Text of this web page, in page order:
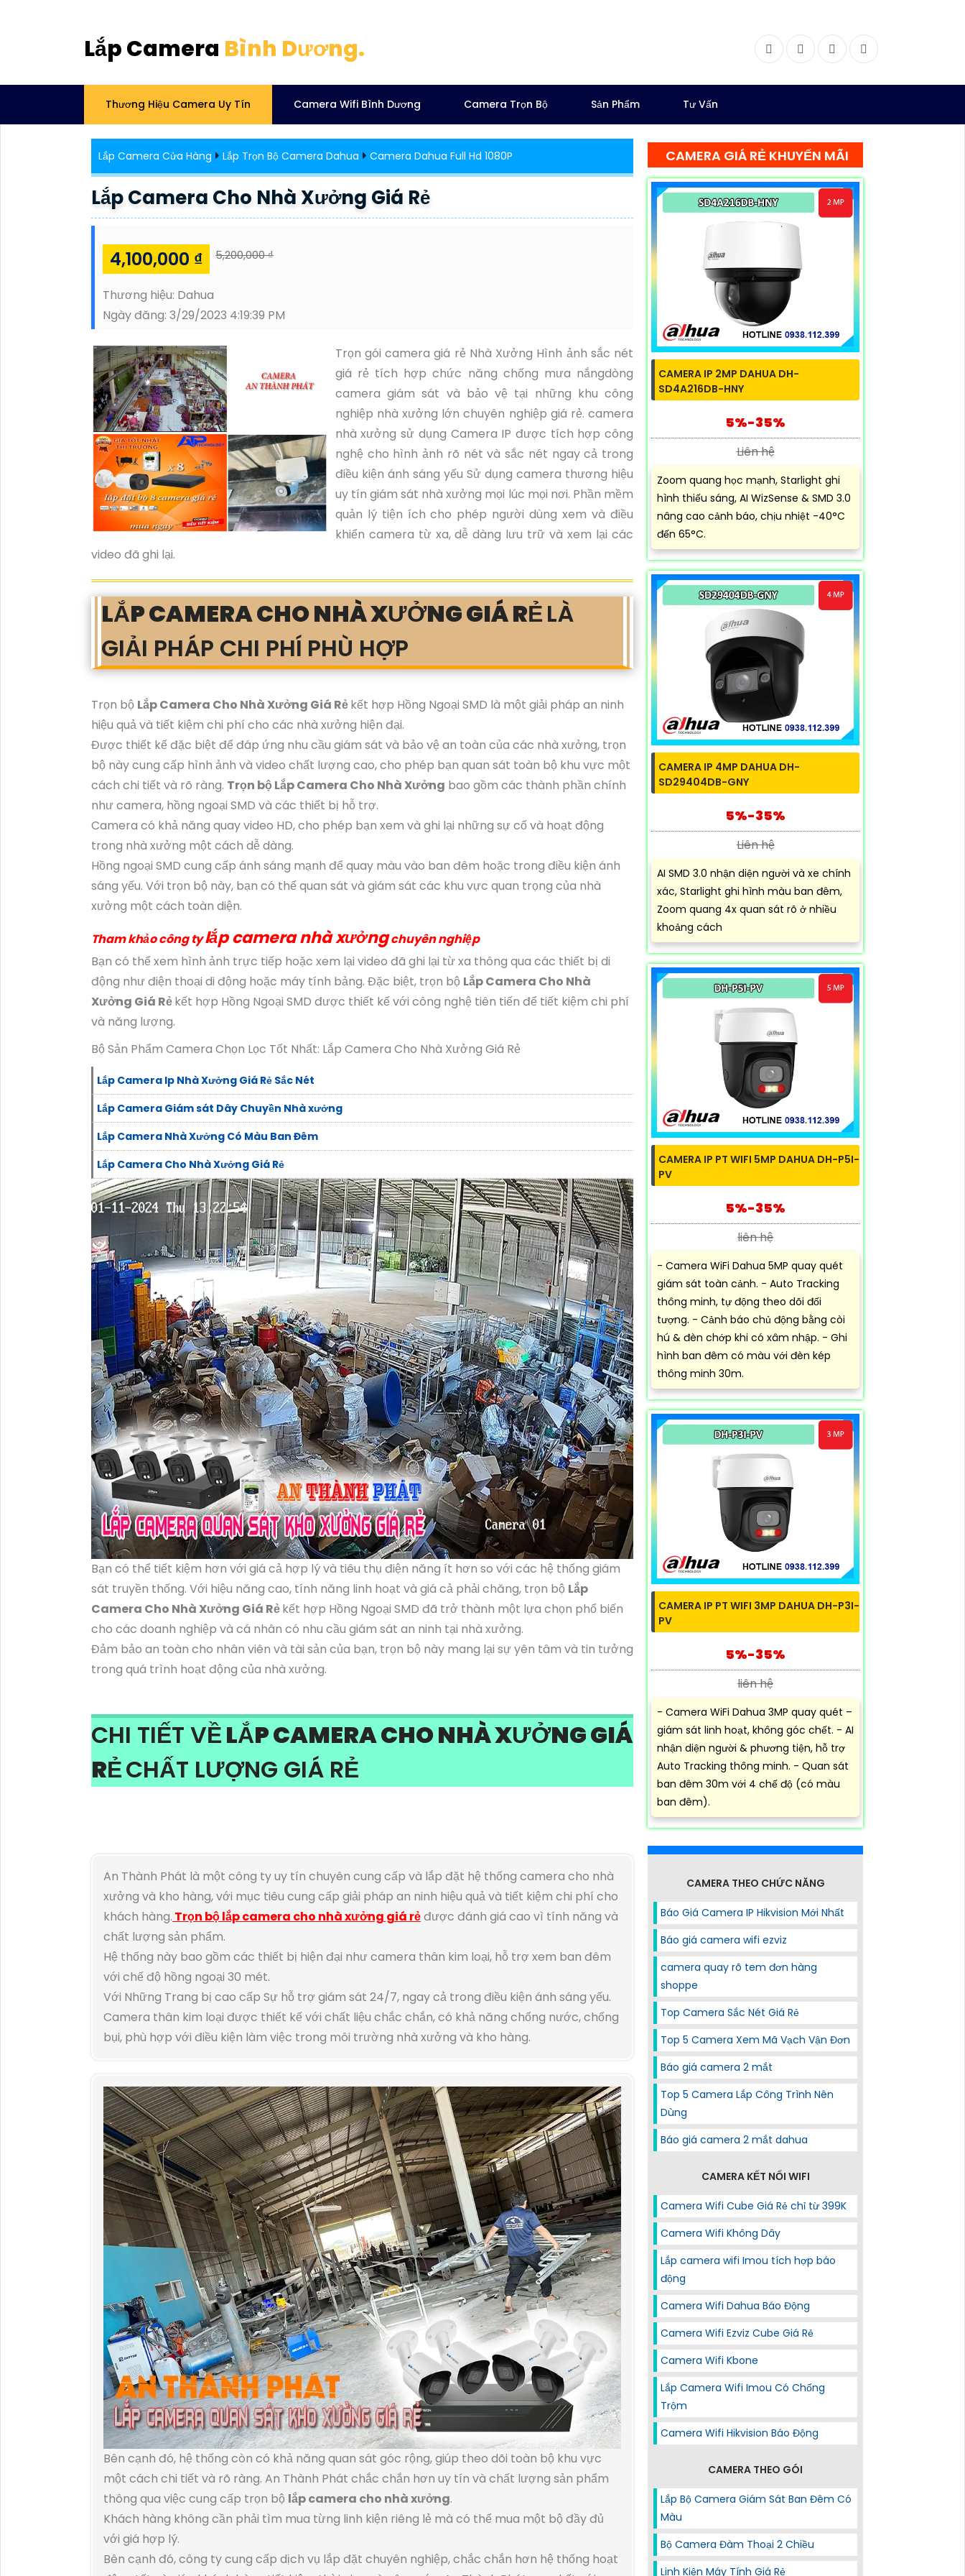
Lắp Camera Bình Dương. FacebookTwitter InstagramDribbble
Thương Hiệu Camera Uy Tín Camera Wifi Bình Dương Camera Trọn Bộ Sản Phẩm Tư Vấn
Lắp Camera Cửa Hàng Lắp Trọn Bộ Camera Dahua Camera Dahua Full Hd 1080P
Lắp Camera Cho Nhà Xưởng Giá Rẻ
4,100,000 ₫ 5,200,000 ₫
Thương hiệu: Dahua
Ngày đăng: 3/29/2023 4:19:39 PM
Trọn gói camera giá rẻ Nhà Xưởng Hình ảnh sắc nét
giá rẻ tích hợp chức năng chống mưa nắngdòng
camera giám sát và bảo vệ tại những khu công
nghiệp nhà xưởng lớn chuyên nghiệp giá rẻ. camera
nhà xưởng sử dụng Camera IP được tích hợp công
nghệ cho hình ảnh rõ nét và sắc nét ngay cả trong
điều kiện ánh sáng yếu Sử dụng camera thương hiệu
uy tín giám sát nhà xưởng mọi lúc mọi nơi. Phần mềm
quản lý tiện ích cho phép người dùng xem và điều
khiển camera từ xa, dễ dàng lưu trữ và xem lại các
video đã ghi lại.
LẮP CAMERA CHO NHÀ XƯỞNG GIÁ RẺLÀ
GIẢI PHÁP CHI PHÍ PHÙ HỢP
Trọn bộ Lắp Camera Cho Nhà Xưởng Giá Rẻkết hợp Hồng Ngoại SMD là một giải pháp an ninh
hiệu quả và tiết kiệm chi phí cho các nhà xưởng hiện đại.
Được thiết kế đặc biệt để đáp ứng nhu cầu giám sát và bảo vệ an toàn của các nhà xưởng, trọn
bộ này cung cấp hình ảnh và video chất lượng cao, cho phép bạn quan sát toàn bộ khu vực một
cách chi tiết và rõ ràng. Trọn bộ Lắp Camera Cho Nhà Xưởng bao gồm các thành phần chính
như camera, hồng ngoại SMD và các thiết bị hỗ trợ.
Camera có khả năng quay video HD, cho phép bạn xem và ghi lại những sự cố và hoạt động
trong nhà xưởng một cách dễ dàng.
Hồng ngoại SMD cung cấp ánh sáng mạnh để quay màu vào ban đêm hoặc trong điều kiện ánh
sáng yếu. Với trọn bộ này, bạn có thể quan sát và giám sát các khu vực quan trọng của nhà
xưởng một cách toàn diện.
Tham khảo công tylắp camera nhà xưởngchuyên nghiệp
Bạn có thể xem hình ảnh trực tiếp hoặc xem lại video đã ghi lại từ xa thông qua các thiết bị di
động như điện thoại di động hoặc máy tính bảng. Đặc biệt, trọn bộ Lắp Camera Cho Nhà
Xưởng Giá Rẻkết hợp Hồng Ngoại SMD được thiết kế với công nghệ tiên tiến để tiết kiệm chi phí
và năng lượng.
Bộ Sản Phẩm Camera Chọn Lọc Tốt Nhất: Lắp Camera Cho Nhà Xưởng Giá Rẻ
Lắp Camera Ip Nhà Xưởng Giá Rẻ Sắc Nét
Lắp Camera Giám sát Dây Chuyền Nhà xưởng
Lắp Camera Nhà Xưởng Có Màu Ban Đêm
Lắp Camera Cho Nhà Xưởng Giá Rẻ
Bạn có thể tiết kiệm hơn với giá cả hợp lý và tiêu thụ điện năng ít hơn so với các hệ thống giám
sát truyền thống. Với hiệu năng cao, tính năng linh hoạt và giá cả phải chăng, trọn bộ Lắp
Camera Cho Nhà Xưởng Giá Rẻkết hợp Hồng Ngoại SMD đã trở thành một lựa chọn phổ biến
cho các doanh nghiệp và cá nhân có nhu cầu giám sát an ninh tại nhà xưởng.
Đảm bảo an toàn cho nhân viên và tài sản của bạn, trọn bộ này mang lại sự yên tâm và tin tưởng
trong quá trình hoạt động của nhà xưởng.
CHI TIẾT VỀLẮP CAMERA CHO NHÀ XƯỞNG GIÁ
RẺCHẤT LƯỢNG GIÁ RẺ
An Thành Phát là một công ty uy tín chuyên cung cấp và lắp đặt hệ thống camera cho nhà
xưởng và kho hàng, với mục tiêu cung cấp giải pháp an ninh hiệu quả và tiết kiệm chi phí cho
khách hàng. Trọn bộ lắp camera cho nhà xưởng giá rẻđược đánh giá cao vì tính năng và
chất lượng sản phẩm.
Hệ thống này bao gồm các thiết bị hiện đại như camera thân kim loại, hỗ trợ xem ban đêm
với chế độ hồng ngoại 30 mét.
Với Những Trang bị cao cấp Sự hỗ trợ giám sát 24/7, ngay cả trong điều kiện ánh sáng yếu.
Camera thân kim loại được thiết kế với chất liệu chắc chắn, có khả năng chống nước, chống
bụi, phù hợp với điều kiện làm việc trong môi trường nhà xưởng và kho hàng.
Bên cạnh đó, hệ thống còn có khả năng quan sát góc rộng, giúp theo dõi toàn bộ khu vực
một cách chi tiết và rõ ràng. An Thành Phát chắc chắn hơn uy tín và chất lượng sản phẩm
thông qua việc cung cấp trọn bộ lắp camera cho nhà xưởng.
Khách hàng không cần phải tìm mua từng linh kiện riêng lẻ mà có thể mua một bộ đầy đủ
với giá hợp lý.
Bên cạnh đó, công ty cung cấp dịch vụ lắp đặt chuyên nghiệp, chắc chắn hơn hệ thống hoạt
CAMERA GIÁ RẺ KHUYẾN MÃI
CAMERA IP 2MP DAHUA DH-
SD4A216DB-HNY
5%-35%
Liên hệ
Zoom quang học mạnh, Starlight ghi
hình thiếu sáng, AI WizSense & SMD 3.0
nâng cao cảnh báo, chịu nhiệt -40°C
đến 65°C.
CAMERA IP 4MP DAHUA DH-
SD29404DB-GNY
5%-35%
Liên hệ
AI SMD 3.0 nhận diện người và xe chính
xác, Starlight ghi hình màu ban đêm,
Zoom quang 4x quan sát rõ ở nhiều
khoảng cách
CAMERA IP PT WIFI 5MP DAHUA DH-P5I-
PV
5%-35%
liên hệ
- Camera WiFi Dahua 5MP quay quét
giám sát toàn cảnh. - Auto Tracking
thông minh, tự động theo dõi đối
tượng. - Cảnh báo chủ động bằng còi
hú & đèn chớp khi có xâm nhập. - Ghi
hình ban đêm có màu với đèn kép
thông minh 30m.
CAMERA IP PT WIFI 3MP DAHUA DH-P3I-
PV
5%-35%
liên hệ
- Camera WiFi Dahua 3MP quay quét –
giám sát linh hoạt, không góc chết. - AI
nhận diện người & phương tiện, hỗ trợ
Auto Tracking thông minh. - Quan sát
ban đêm 30m với 4 chế độ (có màu
ban đêm).
CAMERA THEO CHỨC NĂNG
Báo Giá Camera IP Hikvision Mới Nhất
Báo giá camera wifi ezviz
camera quay rõ tem đơn hàng
shoppe
Top Camera Sắc Nét Giá Rẻ
Top 5 Camera Xem Mã Vạch Vận Đơn
Báo giá camera 2 mắt
Top 5 Camera Lắp Công Trình Nên
Dùng
Báo giá camera 2 mắt dahua
CAMERA KẾT NỐI WIFI
Camera Wifi Cube Giá Rẻ chỉ từ 399K
Camera Wifi Không Dây
Lắp camera wifi Imou tích hợp báo
động
Camera Wifi Dahua Báo Động
Camera Wifi Ezviz Cube Giá Rẻ
Camera Wifi Kbone
Lắp Camera Wifi Imou Có Chống
Trộm
Camera Wifi Hikvision Báo Động
CAMERA THEO GÓI
Lắp Bộ Camera Giám Sát Ban Đêm Có
Màu
Bộ Camera Đàm Thoại 2 Chiều
Linh Kiện Máy Tính Giá Rẻ